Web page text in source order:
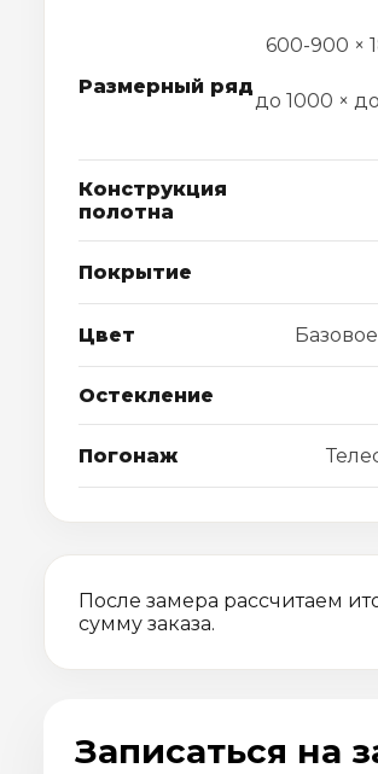
Размерный ряд
600-900 ×
до 1000 ×
Конструкция
полотна
Покрытие
Цвет
Остекление
Погонаж
После замера рассчитаем
сумму заказа.
Записаться на